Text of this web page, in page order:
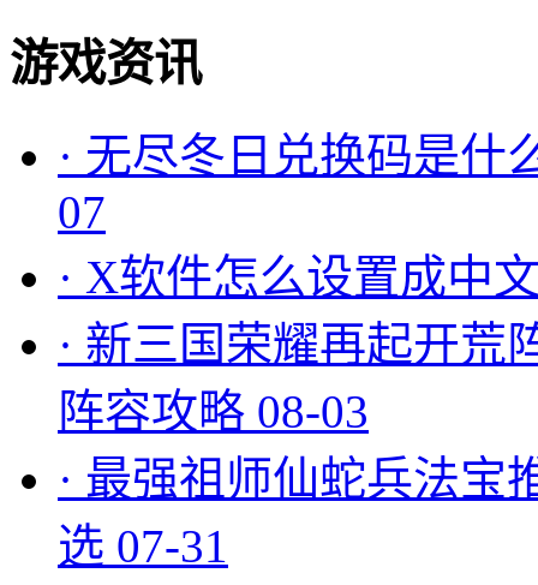
游戏资讯
· 无尽冬日兑换码是什
07
· X软件怎么设置成中
· 新三国荣耀再起开荒
阵容攻略 08-03
· 最强祖师仙蛇兵法宝
选 07-31